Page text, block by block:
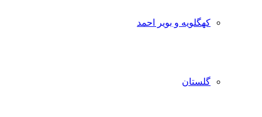
کهگلویه و بویر احمد
گلستان